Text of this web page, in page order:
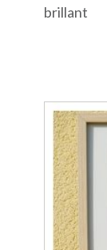
brillant